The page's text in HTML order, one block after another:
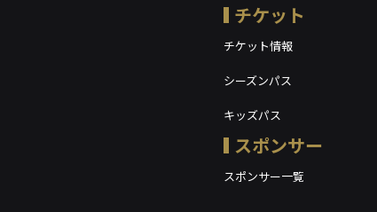
チケット
チケット情報
シーズンパス
キッズパス
スポンサー
スポンサー一覧